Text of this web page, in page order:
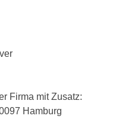
Firma mit Zusatz:
Hamburg